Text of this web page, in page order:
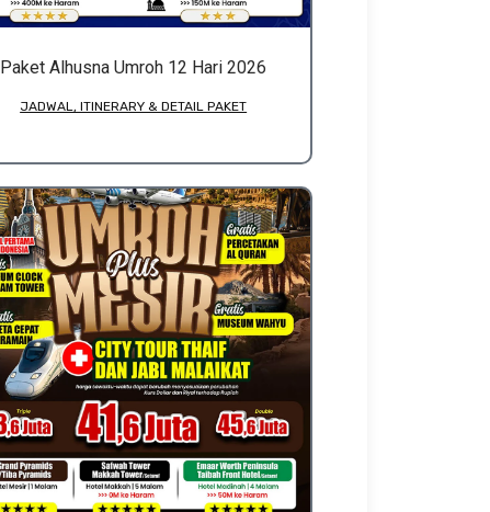
Paket Alhusna Umroh 12 Hari 2026
JADWAL, ITINERARY & DETAIL PAKET